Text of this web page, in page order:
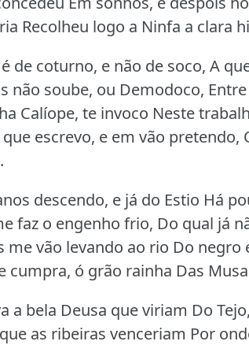
Recolheu logo a Ninfa a clara
de coturno, e não de soco, A
não soube, ou Demodoco,
Calíope, te invoco Neste
escrevo, e em vão pretendo,
descendo, e já do Estio Há
faz o engenho frio, Do qual já
me vão levando ao rio Do
cumpra, ó grão rainha Das
a bela Deusa que viriam Do
as ribeiras venceriam Por